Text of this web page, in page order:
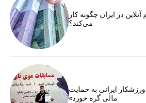
در ایران چگونه کار
می‌کند؟
ایرانی به حمایت
مالی گره خورد»